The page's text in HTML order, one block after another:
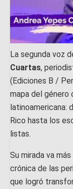
La segunda voz
Cuartas,
(Ediciones B /
mapa del género
latinoamericana:
Rico hasta los
listas.
Su mirada va
crónica de las
que logró